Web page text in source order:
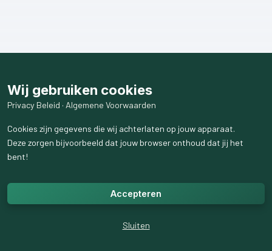
Wij gebruiken cookies
Privacy Beleid · Algemene Voorwaarden
Cookies zijn gegevens die wij achterlaten op jouw apparaat.
Deze zorgen bijvoorbeeld dat jouw browser onthoud dat jij het
bent!
Accepteren
Sluiten